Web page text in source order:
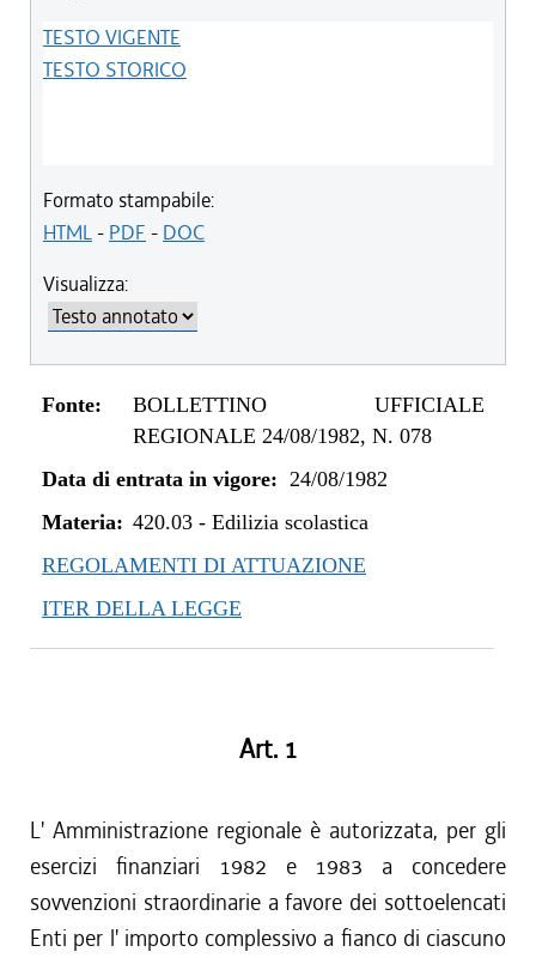
TESTO VIGENTE
TESTO STORICO
Formato stampabile:
HTML- PDF - DOC
Visualizza:
Fonte:
BOLLETTINO UFFICIALE
REGIONALE 24/08/1982, N. 078
Data di entrata in vigore: 24/08/1982
Materia: 420.03- Edilizia scolastica
REGOLAMENTI DI ATTUAZIONE
ITER DELLA LEGGE
Art. 1
L' Amministrazione regionale è autorizzata, per gli
esercizi finanziari 1982 e 1983 a concedere
sovvenzioni straordinarie a favore dei sottoelencati
Enti per l' importo complessivo a fianco di ciascuno